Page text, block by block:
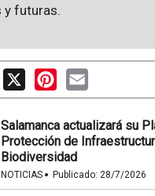
y futuras.
X PinterestEmail
Salamanca actualizará su
Protección de
Biodiversidad
NOTICIAS · Publicado: 28/7/2026